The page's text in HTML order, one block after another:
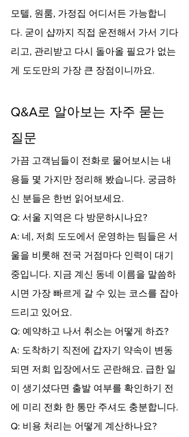
모텔, 원룸, 가정집 어디서든 가능합니
다. 굳이 샵까지 직접 운전해서 가서 기다
리고, 관리받고 다시 돌아올 필요가 없는
게 도도만의 가장 큰 장점이니까요.
Q&A로 알아보는 자주 묻는
질문
가끔 고객님들이 전화로 물어보시는 내
용들 몇 가지만 정리해 봤습니다. 궁금하
신 분들은 한번 읽어보세요.
Q: 서울 지역은 다 방문하시나요?
A: 네, 저희 도도에서 운영하는 팀들은 서
울을 비롯해 전국 거점마다 인력이 대기
중입니다. 지금 계신 동네 이름을 말씀하
시면 가장 빠르게 갈 수 있는 코스를 잡아
드리고 있어요.
Q: 예약하고 나서 취소는 어떻게 하죠?
A: 도착하기 직전에 갑자기 약속이 변동
되면 저희 입장에서도 곤란해요. 급한 일
이 생기셨다면 출발 여부를 확인하기 전
에 미리 전화 한 통만 주셔도 충분합니다.
Q: 비용 처리는 어떻게 계산하나요?